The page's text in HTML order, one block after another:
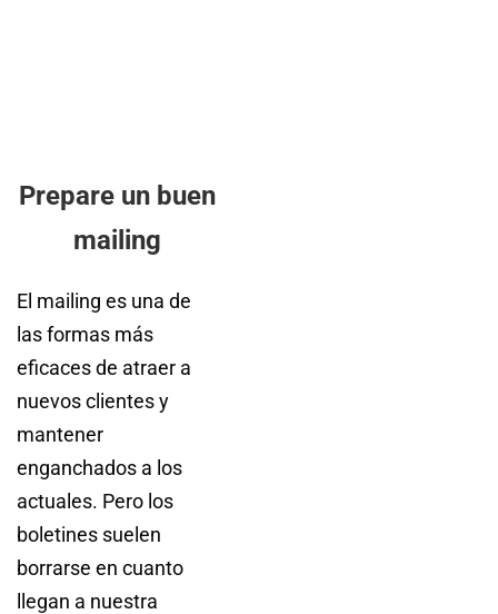
Prepare un buen
mailing
El mailing es una de
las formas más
eficaces de atraer a
nuevos clientes y
mantener
enganchados a los
actuales. Pero los
boletines suelen
borrarse en cuanto
llegan a nuestra